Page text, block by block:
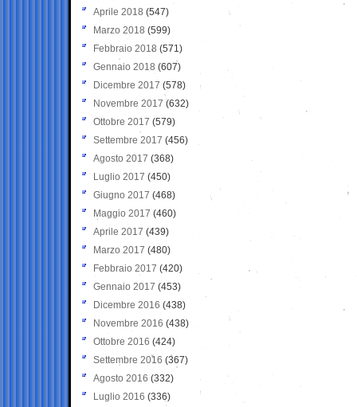
Aprile 2018 (547)
Marzo 2018 (599)
Febbraio 2018 (571)
Gennaio 2018 (607)
Dicembre 2017 (578)
Novembre 2017 (632)
Ottobre 2017 (579)
Settembre 2017 (456)
Agosto 2017 (368)
Luglio 2017 (450)
Giugno 2017 (468)
Maggio 2017 (460)
Aprile 2017 (439)
Marzo 2017 (480)
Febbraio 2017 (420)
Gennaio 2017 (453)
Dicembre 2016 (438)
Novembre 2016 (438)
Ottobre 2016 (424)
Settembre 2016 (367)
Agosto 2016 (332)
Luglio 2016 (336)